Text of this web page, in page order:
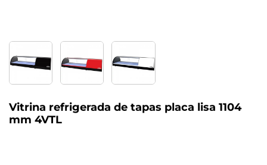
Vitrina refrigerada de tapas placa lisa 1104
mm 4VTL